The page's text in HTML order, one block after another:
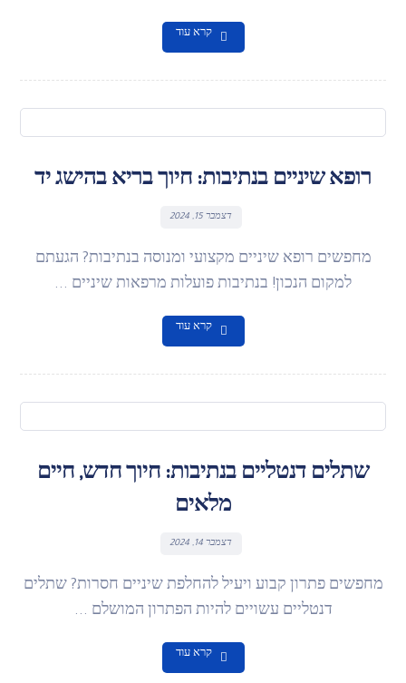
קרא עוד
רופא שיניים בנתיבות: חיוך בריא בהישג יד
דצמבר 15, 2024
מחפשים רופא שיניים מקצועי ומנוסה בנתיבות? הגעתם
למקום הנכון! בנתיבות פועלות מרפאות שיניים ...
קרא עוד
שתלים דנטליים בנתיבות: חיוך חדש, חיים
מלאים
דצמבר 14, 2024
מחפשים פתרון קבוע ויעיל להחלפת שיניים חסרות? שתלים
דנטליים עשויים להיות הפתרון המושלם ...
קרא עוד